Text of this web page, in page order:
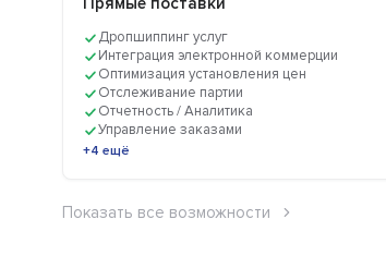
Дропшиппинг услуг
Интеграция электронной коммерции
Оптимизация установления цен
Отслеживание партии
Отчетность / Аналитика
Управление заказами
+4 ещё
Показать все возможности